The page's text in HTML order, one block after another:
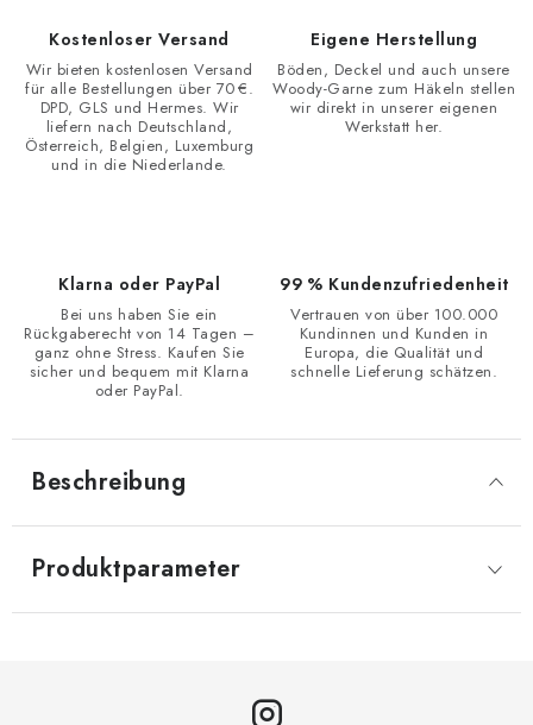
Kostenloser Versand
Wir bieten kostenlosen Versand
für alle Bestellungen über 70 €.
DPD, GLS und Hermes. Wir
liefern nach Deutschland,
Österreich, Belgien, Luxemburg
und in die Niederlande.
Eigene Herstellung
Böden, Deckel und auch unsere
Woody-Garne zum Häkeln stellen
wir direkt in unserer eigenen
Werkstatt her.
Klarna oder PayPal
Bei uns haben Sie ein
Rückgaberecht von 14 Tagen –
ganz ohne Stress. Kaufen Sie
sicher und bequem mit Klarna
oder PayPal.
99 % Kundenzufriedenheit
Vertrauen von über 100.000
Kundinnen und Kunden in
Europa, die Qualität und
schnelle Lieferung schätzen.
Beschreibung
Produktparameter